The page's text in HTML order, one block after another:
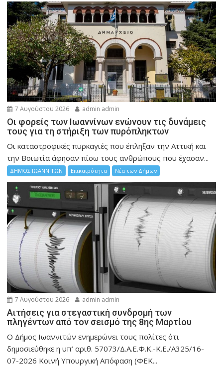
7 Αυγούστου 2026 admin admin
Οι φορείς των Ιωαννίνων ενώνουν τις δυνάμεις
τους για τη στήριξη των πυρόπληκτων
Οι καταστροφικές πυρκαγιές που έπληξαν την Αττική και
την Bοιωτία άφησαν πίσω τους ανθρώπους που έχασαν...
ΔΗΜΟΣ ΙΩΑΝΝΙΤΩΝ Επικαιρότητα Νέα των Δήμων
7 Αυγούστου 2026 admin admin
Αιτήσεις για στεγαστική συνδρομή των
πληγέντων από τον σεισμό της 8ης Μαρτίου
Ο Δήμος Ιωαννιτών ενημερώνει τους πολίτες ότι
δημοσιεύθηκε η υπ’ αριθ. 57073/Δ.Α.Ε.Φ.Κ.-Κ.Ε./Α325/16-
07-2026 Κοινή Υπουργική Απόφαση (ΦΕΚ...